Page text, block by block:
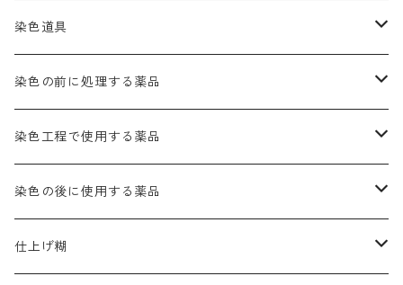
染料一覧ー100g入り
染料一覧ー500g入り
灰色系
黒色系
黒色
レットMG｜黄みの朱色
ピンクMB｜ピンク色
ネビーブルーMB（定番の色合い）
ブルーMB（定番の色合い）
紫色系
バイオレットMFB
緑色系
ダークグリンMG（定番の色合い）
グリーンMB｜緑色
茶色系
ダークブロンMFB｜こげ茶色
ブロンHNR｜こげ茶色
黒色系
ブラックMK（赤みの黒色）
白色系（定番の色合い）
茶色｜在庫処分特価
カッチ｜茶系
霧島産・晩秋茶｜黄金色（赤みの黄色）｜準備中
ぶどう糖
ハイドロサルファイトコンク
染色用途のハンカチ・バンダナ
45cm×45cm（ハンカチ）｜端の始末も綿糸｜タグなし
54cm×54cm（バンダナ）｜端の始末も綿糸｜タグなし
ローダミンB｜赤紫色｜マゼンダ色
ハイドロサルファイトコンク
酸性剤
芒硝｜綿の染色時の吸収促進剤
ソーダ灰｜アルカリ性のPH調整剤
硫酸第一鉄｜鉄媒染剤
染色道具
刷毛
摺込み刷毛（スリコミハケ）ー夏毛（硬いタイプ）
摺込み刷毛（スリコミハケ）ー冬毛（柔らかいタイプ）
ローケツ筆
ローケツ用筆｜1本～販売
ローケツ用筆ー10%off｜20本セットお取り寄せ品
洋型紙（9番手｜中薄口、10番手｜中厚口）
有償サンプル品｜約20cm×27cm
張木｜入荷待ち
染色の前に処理する薬品
精練剤｜汚れ落とし剤｜針状マルセル石鹸
糊落とし剤｜ソルベンCA
濃染処理剤｜ソルバックスPS－900
染色工程で使用する薬品
染料の吸収促進剤
酢酸｜絹・羊毛・ナイロンに使用する
染料のムラ染め抑制剤（均染剤）
染色の後に使用する薬品
ソーピング剤｜未定着の染料を除去すること
仕上げ糊